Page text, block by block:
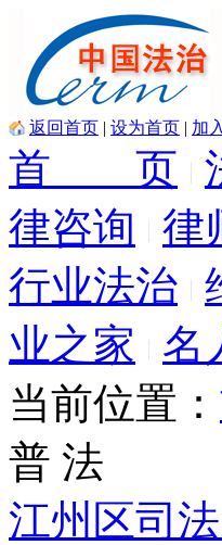
返回首页 | 设为首页 | 加
首 页
律咨询
律
行业法治
业之家
名
当前位置：
普 法
江州区司